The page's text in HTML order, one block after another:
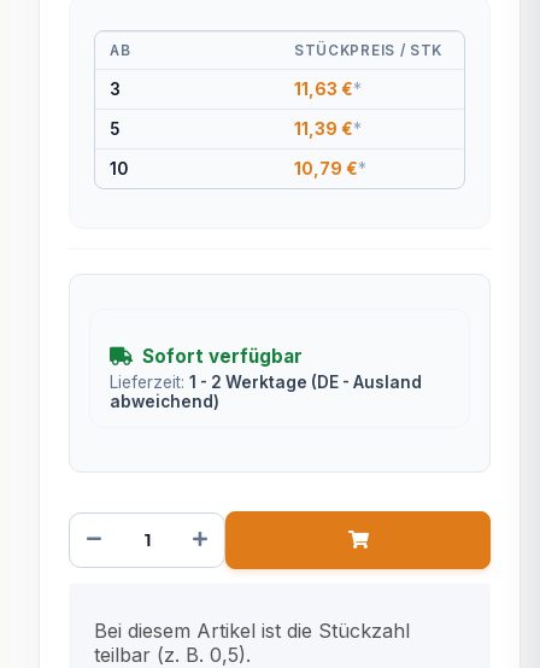
AB STÜCKPREIS / STK
3 11,63 €*
5 11,39 €*
10 10,79 €*
Sofort verfügbar
Lieferzeit: 1 - 2 Werktage (DE - Ausland
abweichend)
Bei diesem Artikel ist die Stückzahl
teilbar (z. B. 0,5).